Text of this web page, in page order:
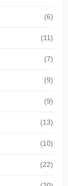
(6)
(11)
(7)
(9)
(9)
(13)
(10)
(22)